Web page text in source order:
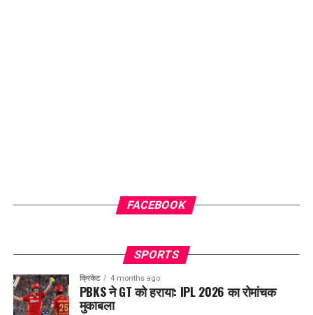
FACEBOOK
SPORTS
क्रिकेट 4 months ago
PBKS ने GT को हराया: IPL 2026 का रोमांचक
मुकाबला